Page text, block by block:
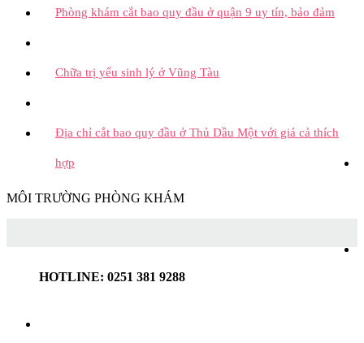
Phòng khám cắt bao quy đầu ở quận 9 uy tín, bảo đảm
Chữa trị yếu sinh lý ở Vũng Tàu
Địa chỉ cắt bao quy đầu ở Thủ Dầu Một với giá cả thích
hợp
MÔI TRƯỜNG PHÒNG KHÁM
HOTLINE: 0251 381 9288